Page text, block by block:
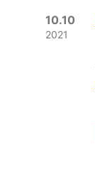
10.10
2021